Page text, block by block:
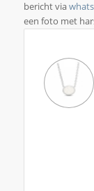
bericht via
een foto met